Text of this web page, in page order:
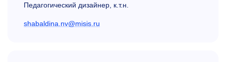
Педагогический дизайнер, к.т.н.
shabaldina.nv@misis.ru